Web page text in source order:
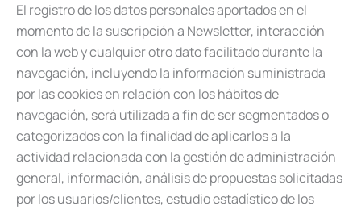
El registro de los datos personales aportados en el
momento de la suscripción a Newsletter, interacción
con la web y cualquier otro dato facilitado durante la
navegación, incluyendo la información suministrada
por las cookies en relación con los hábitos de
navegación, será utilizada a fin de ser segmentados o
categorizados con la finalidad de aplicarlos a la
actividad relacionada con la gestión de administración
general, información, análisis de propuestas solicitadas
por los usuarios/clientes, estudio estadístico de los